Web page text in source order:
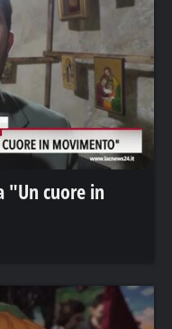
"Un cuore in